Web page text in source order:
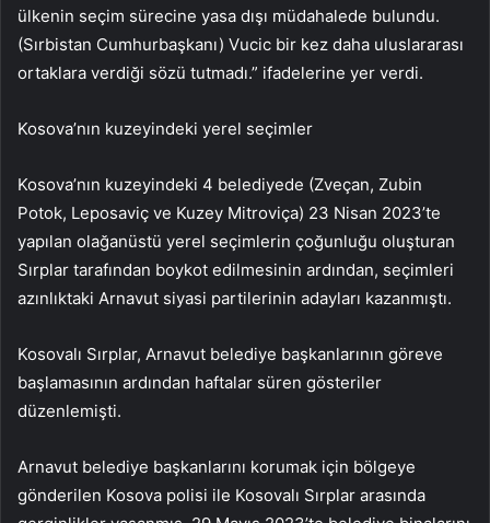
ülkenin seçim sürecine yasa dışı müdahalede bulundu.
(Sırbistan Cumhurbaşkanı) Vucic bir kez daha uluslararası
ortaklara verdiği sözü tutmadı.” ifadelerine yer verdi.
Kosova’nın kuzeyindeki yerel seçimler
Kosova’nın kuzeyindeki 4 belediyede (Zveçan, Zubin
Potok, Leposaviç ve Kuzey Mitroviça) 23 Nisan 2023’te
yapılan olağanüstü yerel seçimlerin çoğunluğu oluşturan
Sırplar tarafından boykot edilmesinin ardından, seçimleri
azınlıktaki Arnavut siyasi partilerinin adayları kazanmıştı.
Kosovalı Sırplar, Arnavut belediye başkanlarının göreve
başlamasının ardından haftalar süren gösteriler
düzenlemişti.
Arnavut belediye başkanlarını korumak için bölgeye
gönderilen Kosova polisi ile Kosovalı Sırplar arasında